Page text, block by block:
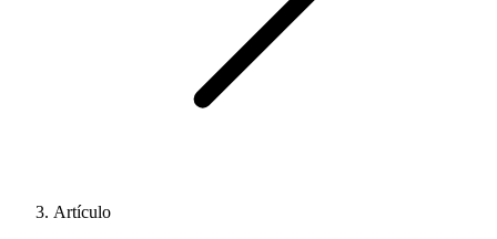
Artículo